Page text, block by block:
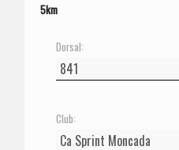
5km
Dorsal:
Club: